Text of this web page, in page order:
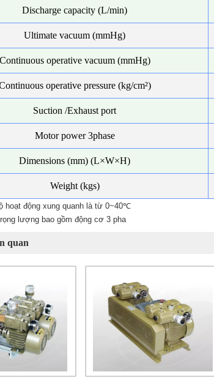
Discharge capacity (L/min)
Ultimate vacuum (mmHg)
Continuous operative vacuum (mmHg)
operative pressure (kg/cm²)
Suction /Exhaust port
Motor power 3phase
Dimensions (mm) (L×W×H)
Weight (kgs)
hoạt động xung quanh là từ 0~40℃
lượng bao gồm động cơ 3 pha
quan